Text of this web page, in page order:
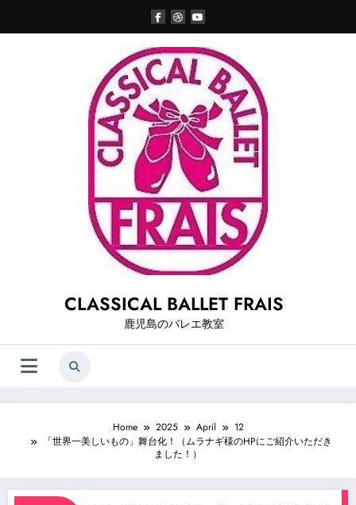
content
CLASSICAL BALLET FRAIS
鹿児島のバレエ教室
Home 2025 April
12
「世界一美しいもの」舞台化！（ムラナギ様のHPにご紹介いただき
ました！）